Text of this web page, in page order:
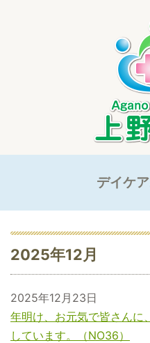
デイケ
2025年12月
年明け、お元気で皆さんに
しています。（NO36）
2025年12月23日